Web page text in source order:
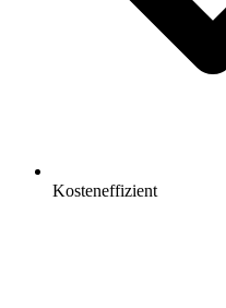
Kosteneffizient